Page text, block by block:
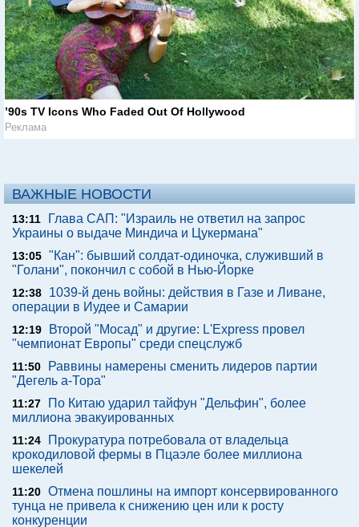
’90s TV Icons Who Faded Out Of Hollywood
Реклама
ВАЖНЫЕ НОВОСТИ
13:11
Глава САП: "Израиль не ответил на запрос
Украины о выдаче Миндича и Цукермана"
13:05 "Кан": бывший солдат-одиночка, служивший в
"Голани", покончил с собой в Нью-Йорке
12:38
1039-й день войны: действия в Газе и Ливане,
операции в Иудее и Самарии
12:19
Второй "Мосад" и другие: L'Express провел
"чемпионат Европы" среди спецслужб
11:50
Раввины намерены сменить лидеров партии
"Дегель а-Тора"
11:27
По Китаю ударил тайфун "Дельфин", более
миллиона эвакуированных
11:24
Прокуратура потребовала от владельца
крокодиловой фермы в Пцаэле более миллиона
шекелей
11:20 Отмена пошлины на импорт консервированного
тунца не привела к снижению цен или к росту
конкуренции